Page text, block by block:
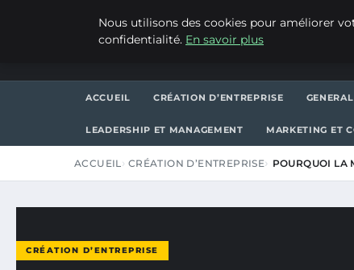
ACCUEIL CRÉATION D’ENTREPRISE GENERAL
LEADERSHIP ET MANAGEMENT MARKETING ET
ACCUEIL CRÉATION D’ENTREPRISE POURQUOI LA
CRÉATION D’ENTREPRISE
Nous utilisons des cookies pour améliorer
confidentialité. En savoir plus